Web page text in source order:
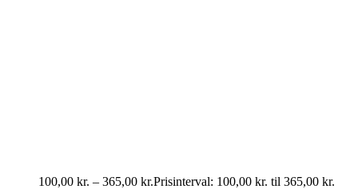
100,00 kr. – 365,00 kr.Prisinterval: 100,00 kr. til 365,00 kr.